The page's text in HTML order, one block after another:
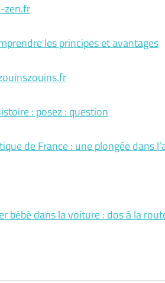
zen.fr
les principes et avantages
: posez : question
de France : une plongée dans
bébé dans la voiture : dos à la